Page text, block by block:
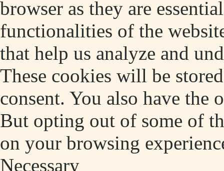
browser as they are
functionalities of the
that help us analyze and
These cookies will be
consent. You also have the
But opting out of some of
on your browsing
Necessary